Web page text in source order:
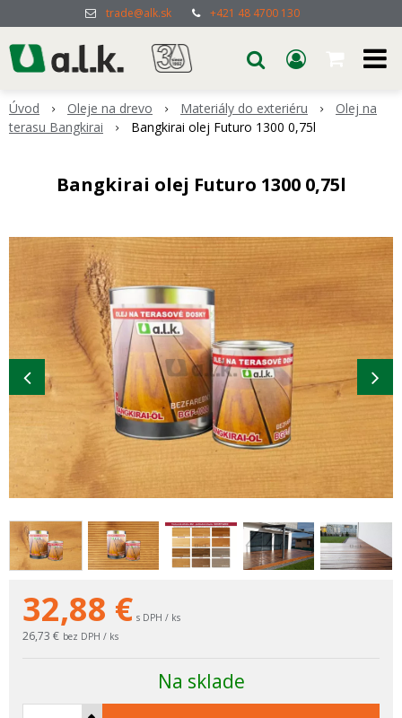
trade@alk.sk +421 48 4700 130
Úvod Oleje na drevo Materiály do exteriéru
Olej na
terasu Bangkirai
Bangkirai olej Futuro 1300 0,75l
Bangkirai olej Futuro 1300 0,75l
32,88 € s DPH / ks
26,73 € bez DPH / ks
Na sklade